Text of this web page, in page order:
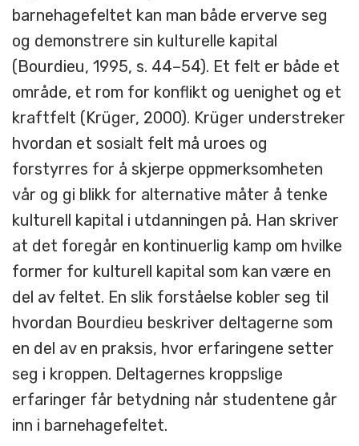
barnehagefeltet kan man både erverve seg
og demonstrere sin kulturelle kapital
(Bourdieu, 1995, s. 44–54). Et felt er både et
område, et rom for konflikt og uenighet og et
kraftfelt (Krüger, 2000). Krüger understreker
hvordan et sosialt felt må uroes og
forstyrres for å skjerpe oppmerksomheten
vår og gi blikk for alternative måter å tenke
kulturell kapital i utdanningen på. Han skriver
at det foregår en kontinuerlig kamp om hvilke
former for kulturell kapital som kan være en
del av feltet. En slik forståelse kobler seg til
hvordan Bourdieu beskriver deltagerne som
en del av en praksis, hvor erfaringene setter
seg i kroppen. Deltagernes kroppslige
erfaringer får betydning når studentene går
inn i barnehagefeltet.